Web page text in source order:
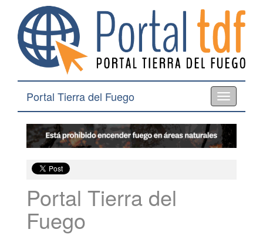
Toggle
navigation
Portal Tierra del Fuego
Portal Tierra del
Fuego